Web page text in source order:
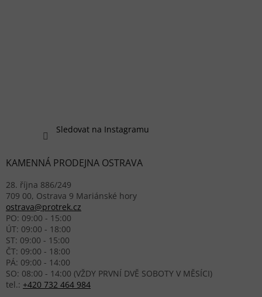
Sledovat na Instagramu
KAMENNÁ PRODEJNA OSTRAVA
28. října 886/249
709 00, Ostrava 9 Mariánské hory
ostrava@protrek.cz
PO: 09:00 - 15:00
ÚT: 09:00 - 18:00
ST: 09:00 - 15:00
ČT: 09:00 - 18:00
PÁ: 09:00 - 14:00
SO: 08:00 - 14:00 (VŽDY PRVNÍ DVĚ SOBOTY V MĚSÍCI)
tel.: +420 732 464 984